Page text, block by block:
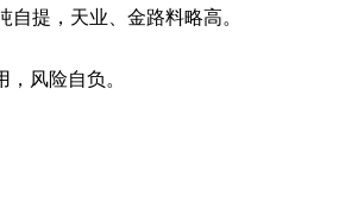
自提，天业、金路料略高。
风险自负。